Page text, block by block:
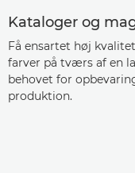
Kataloger og
Få ensartet høj
farver på tværs af en
behovet for
produktion.